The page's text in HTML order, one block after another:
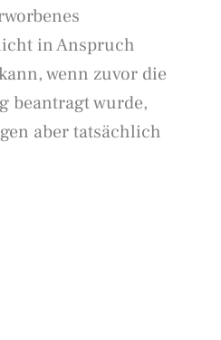
in Anspruch
wenn zuvor die
beantragt wurde,
aber tatsächlich